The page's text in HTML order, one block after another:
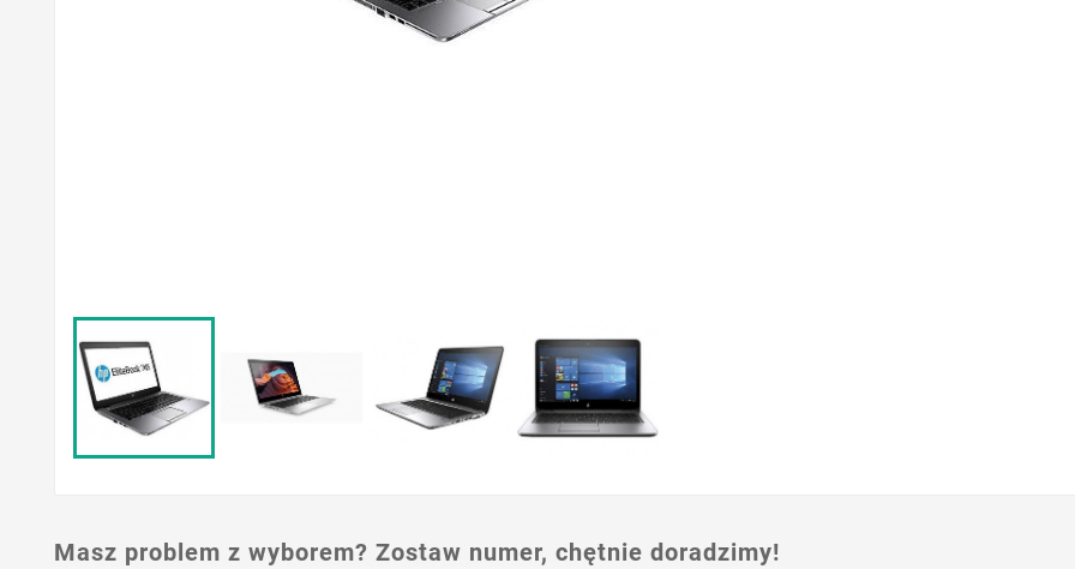
Masz problem z wyborem? Zostaw numer, chętnie doradzimy!